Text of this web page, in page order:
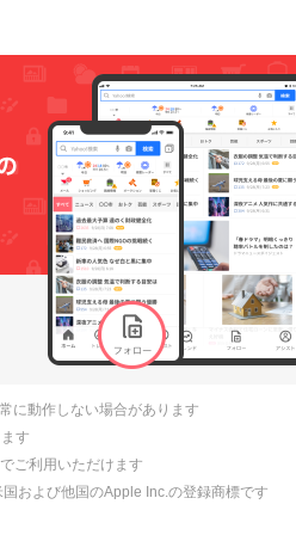
に動作しない場合があります
す
ご利用いただけます
および他国のApple Inc.の登録商標です